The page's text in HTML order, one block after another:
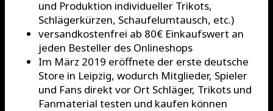
und Produktion individueller Trikots,
Schlägerkürzen, Schaufelumtausch, etc.)
versandkostenfrei ab 80€ Einkaufswert an
jeden Besteller des Onlineshops
Im März 2019 eröffnete der erste deutsche
Store in Leipzig, wodurch Mitglieder, Spieler
und Fans direkt vor Ort Schläger, Trikots und
Fanmaterial testen und kaufen können